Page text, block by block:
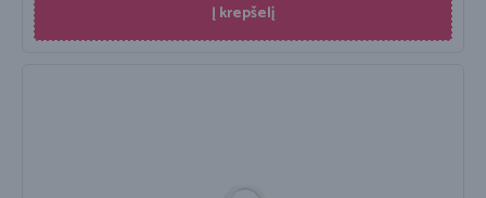
Į krepšelį